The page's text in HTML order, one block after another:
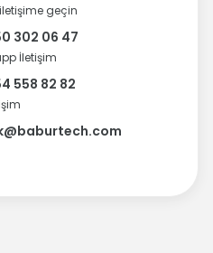
geçin
302 06 47
İletişim
558 82 82